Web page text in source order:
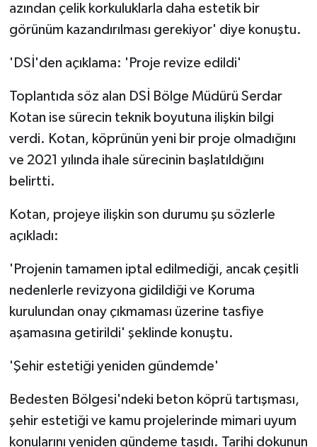
azından çelik korkuluklarla daha estetik bir
görünüm kazandırılması gerekiyor' diye konuştu.
'DSİ'den açıklama: 'Proje revize edildi'
Toplantıda söz alan DSİ Bölge Müdürü Serdar
Kotan ise sürecin teknik boyutuna ilişkin bilgi
verdi. Kotan, köprünün yeni bir proje olmadığını
ve 2021 yılında ihale sürecinin başlatıldığını
belirtti.
Kotan, projeye ilişkin son durumu şu sözlerle
açıkladı:
'Projenin tamamen iptal edilmediği, ancak çeşitli
nedenlerle revizyona gidildiği ve Koruma
kurulundan onay çıkmaması üzerine tasfiye
aşamasına getirildi' şeklinde konuştu.
'Şehir estetiği yeniden gündemde'
Bedesten Bölgesi'ndeki beton köprü tartışması,
şehir estetiği ve kamu projelerinde mimari uyum
konularını yeniden gündeme taşıdı. Tarihi dokunun